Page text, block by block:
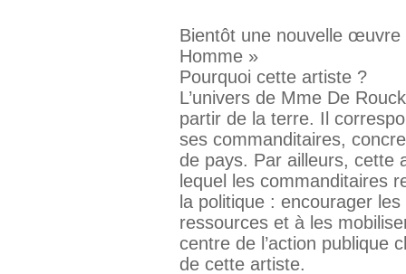
Bientôt une nouvelle
Homme »
Pourquoi cette artiste ?
L’univers de Mme De
partir de la terre. Il
ses commanditaires,
de pays. Par ailleurs, cette
lequel les commanditaires
la politique : encourager
ressources et à les
centre de l’action publique
de cette artiste.